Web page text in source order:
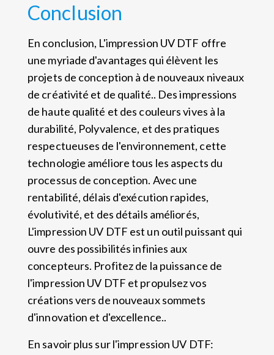
Conclusion
En conclusion, L'impression UV DTF offre
une myriade d'avantages qui élèvent les
projets de conception à de nouveaux niveaux
de créativité et de qualité.. Des impressions
de haute qualité et des couleurs vives à la
durabilité, Polyvalence, et des pratiques
respectueuses de l'environnement, cette
technologie améliore tous les aspects du
processus de conception. Avec une
rentabilité, délais d'exécution rapides,
évolutivité, et des détails améliorés,
L'impression UV DTF est un outil puissant qui
ouvre des possibilités infinies aux
concepteurs. Profitez de la puissance de
l'impression UV DTF et propulsez vos
créations vers de nouveaux sommets
d'innovation et d'excellence..
En savoir plus sur l'impression UV DTF: